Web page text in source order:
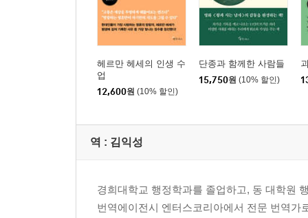
헤르만 헤세의 인생 수
업
12,600원 (10% 할인)
단종과 함께한 사람들
15,750원 (10% 할인)
역 : 김익성
경희대학교 행정학과를 졸업하고, 동 대학원
번역에이전시 엔터스코리아에서 전문 번역가